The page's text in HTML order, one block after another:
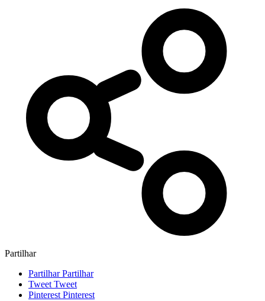
Partilhar
PartilharPartilhar
Tweet Tweet
Pinterest Pinterest